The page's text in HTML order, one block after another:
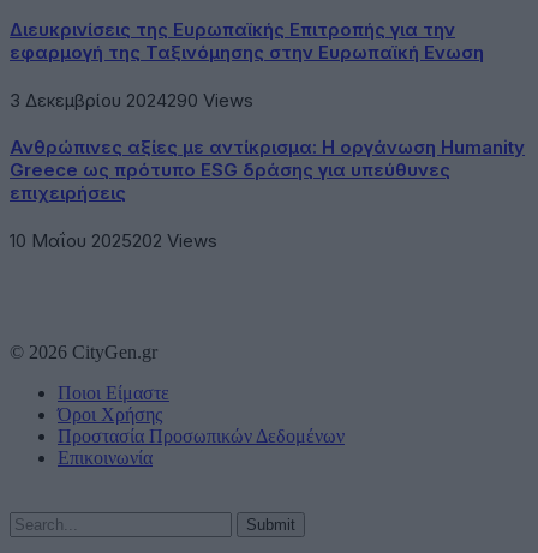
Διευκρινίσεις της Ευρωπαϊκής Επιτροπής για την
εφαρμογή της Ταξινόμησης στην Ευρωπαϊκή Ενωση
3 Δεκεμβρίου 2024290 Views
Ανθρώπινες αξίες με αντίκρισμα: Η οργάνωση Humanity
Greece ως πρότυπο ESG δράσης για υπεύθυνες
επιχειρήσεις
10 Μαΐου 2025202 Views
© 2026 CityGen.gr
Ποιοι Είμαστε
Όροι Χρήσης
Προστασία Προσωπικών Δεδομένων
Επικοινωνία
Submit